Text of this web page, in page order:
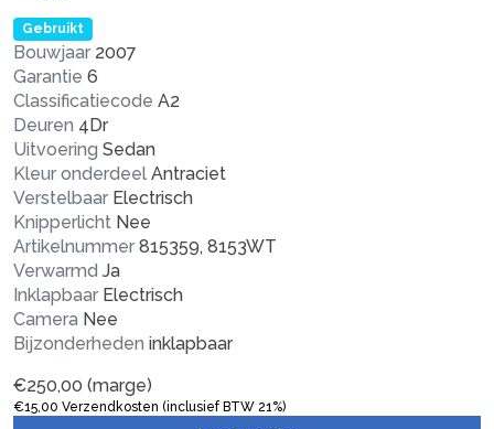
Gebruikt
Bouwjaar 2007
Garantie 6
Classificatiecode A2
Deuren 4Dr
Uitvoering Sedan
Kleur onderdeel Antraciet
Verstelbaar Electrisch
Knipperlicht Nee
Artikelnummer 815359, 8153WT
Verwarmd Ja
Inklapbaar Electrisch
Camera Nee
Bijzonderheden inklapbaar
€250,00 (marge)
€15,00 Verzendkosten (inclusief BTW 21%)